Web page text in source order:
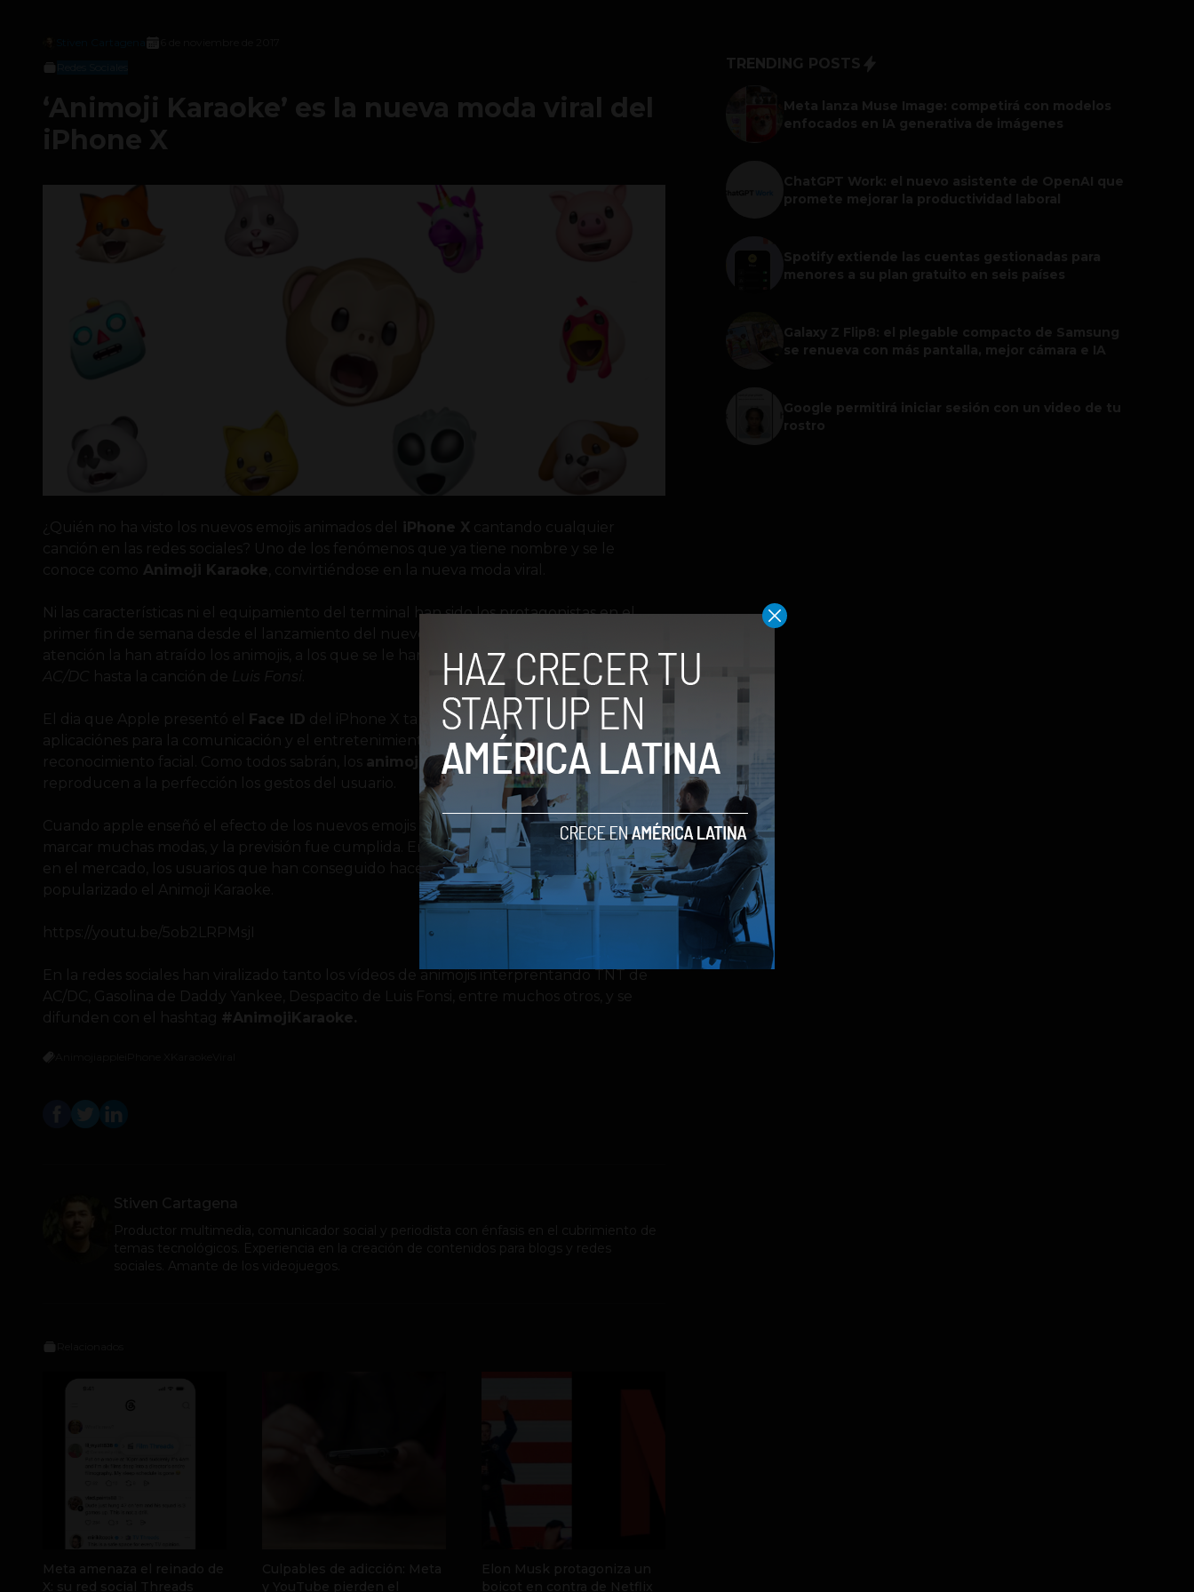
‘Animoji Karaoke’ es la nueva moda viral del
iPhone X
¿Quién no ha visto los nuevos emojis animados del iPhone X cantando cualquier
canción en las redes sociales? Uno de los fenómenos que ya tiene nombre y se le
conoce como
Animoji Karaoke , convirtiéndose en la nueva moda viral.
Ni las características ni el equipamiento del terminal han sido los protagonistas en el
primer fin de semana desde el lanzamiento del nuevo smartphone de Apple. Toda la
atención la han atraído los animojis, a los que se le han visto interpretar desde temas de
AC/DC
hasta la canción de Luis Fonsi
El dia que Apple presentó el Face ID del iPhone X también mostró los animojis, una
aplicaciónes para la comunicación y el entretenimiento que hace uso del
reconocimiento facial. Como todos sabrán, los animojis son emojis animados que
reproducen a la perfección los gestos del usuario.
Cuando apple enseñó el efecto de los nuevos emojis animados quedó claro que iban a
marcar muchas modas, y la previsión fue cumplida. En estos primeros días del iPhone X
en el mercado, los usuarios que han conseguido hacerse con el equipo han
popularizado el Animoji Karaoke.
https://youtu.be/5ob2LRPMsjI
En la redes sociales han viralizado tanto los vídeos de animojis interprentando TNT de
AC/DC, Gasolina de Daddy Yankee, Despacito de Luis Fonsi, entre muchos otros, y se
difunden con el hashtag #AnimojiKaraoke.
Stiven Cartagena
Productor multimedia, comunicador social y periodista con énfasis en el cubrimiento de
temas tecnológicos. Experiencia en la creación de contenidos para blogs y redes
sociales. Amante de los videojuegos.
Meta amenaza el reinado de
X: su red social Threads
Culpables de adicción: Meta
y YouTube pierden el
Elon Musk protagoniza un
boicot en contra de Netflix
TRENDING POSTS
Meta lanza Muse Image: competirá con modelos
enfocados en IA generativa de imágenes
ChatGPT Work: el nuevo asistente de OpenAI que
promete mejorar la productividad laboral
Spotify extiende las cuentas gestionadas para
menores a su plan gratuito en seis países
Galaxy Z Flip8: el plegable compacto de Samsung
se renueva con más pantalla, mejor cámara e IA
Google permitirá iniciar sesión con un video de tu
rostro